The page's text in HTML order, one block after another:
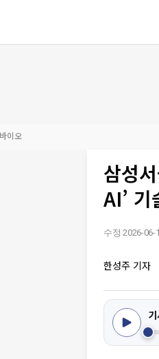
이오
삼성
AI’ 기
수정 2026-06-
한성주 기자